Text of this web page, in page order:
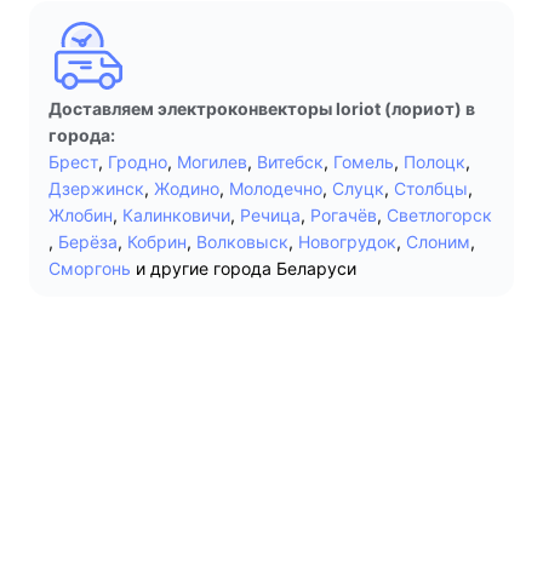
Доставляем электроконвекторы loriot (лориот) в
города:
Брест, Гродно, Могилев, Витебск, Гомель, Полоцк,
Дзержинск, Жодино, Молодечно, Слуцк, Столбцы,
Жлобин, Калинковичи, Речица, Рогачёв, Светлогорск
, Берёза, Кобрин, Волковыск, Новогрудок, Слоним,
Сморгонь и другие города Беларуси